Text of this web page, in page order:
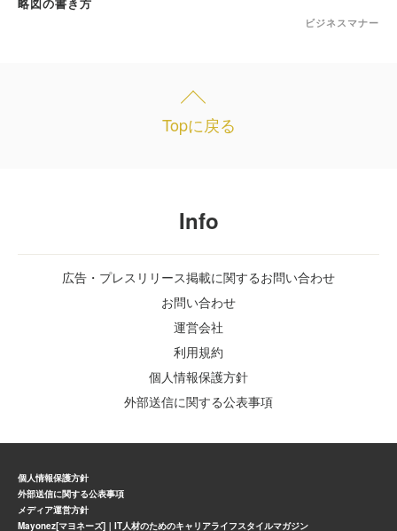
ビジネスマナー
Topに戻る
Info
広告・プレスリリース掲載に関するお問い合わせ
お問い合わせ
運営会社
利用規約
個人情報保護方針
外部送信に関する公表事項
個人情報保護方針
外部送信に関する公表事項
メディア運営方針
Mayonez[マヨネーズ]｜IT人材のためのキャリアライフスタイルマガジン